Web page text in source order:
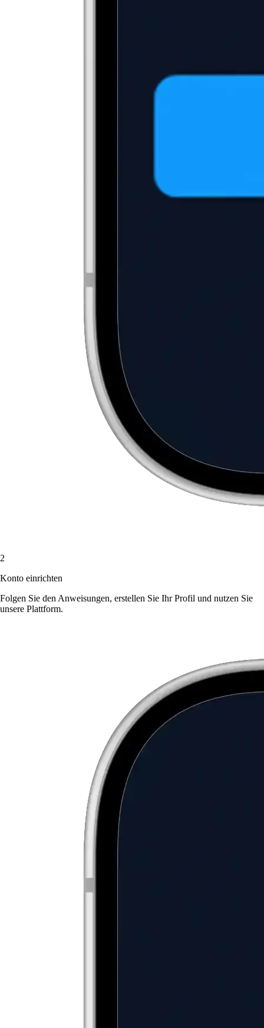
2
Konto einrichten
Folgen Sie den Anweisungen, erstellen Sie Ihr Profil und nutzen Sie
unsere Plattform.